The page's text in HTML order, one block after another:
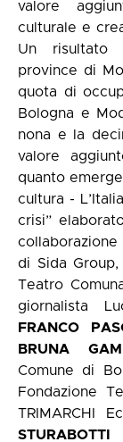
valore
culturale e
Un risultato
province di
quota di
Bologna e
nona e la
valore
quanto
cultura -
crisi”
di Sida
Teatro
giornalista
FRANCO
BRUNA
Comune di
Fondazione
TRIMARCHI
STURABOTTI